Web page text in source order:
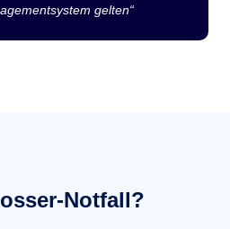
gelten“
Notfall?